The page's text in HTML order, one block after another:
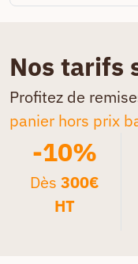
Nos tarifs
Profitez de
panier hors prix
-10%
Dès300€
HT